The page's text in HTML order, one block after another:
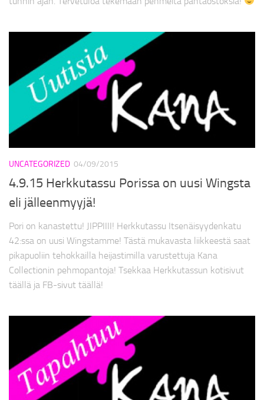
UNCATEGORIZED 04/09/2015
4.9.15 Herkkutassu Porissa on uusi Wingsta
eli jälleenmyyjä!
Pori on kanastettu! JIPPIIII! Herkkutassu Itsenäisyydenkatu
42:ssa on uusi Wingstamme! Tästä mukavasta liikkeestä saat
pikapuoliin tehokkailla heijastimilla varustettuja Kana
Collectionin pehmopantoja! Tsekkaa Herkkutassun kotisivut
täällä ja FB-sivut täällä!